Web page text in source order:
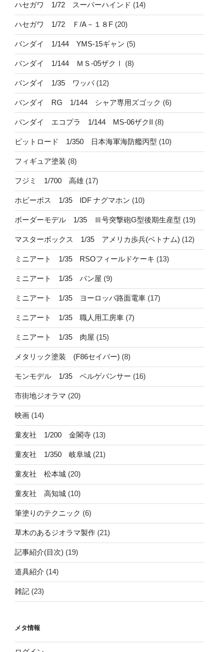
ハセガワ 1/72 スーパーハインド (14)
ハセガワ 1/72 Ｆ/A－１８F (20)
バンダイ 1/144 YMS-15ギャン (5)
バンダイ 1/144 ＭＳ-05ザクⅠ (8)
バンダイ 1/35 ワッパ(12)
バンダイ RG 1/144 シャア専用ズゴック (6)
バンダイ エコプラ 1/144 MS-06ザクII (8)
ピットロード 1/350 日本海軍海防艦丙型 (10)
フィギュア塗装 (8)
フジミ 1/700 高雄 (17)
ホビーボス 1/35 IDF ナグマホン (10)
ボーダーモデル 1/35 Ⅲ号突撃砲G型後期生産型 (19)
マスターボックス 1/35 アメリカ歩兵(ベトナム) (12)
ミニアート 1/35 RSOフィールドケーキ (13)
ミニアート 1/35 パン屋 (9)
ミニアート 1/35 ヨーロッパ路面電車 (17)
ミニアート 1/35 職人用工房車 (7)
ミニアート 1/35 肉屋 (15)
メタリック塗装 (F86セイバー) (8)
モンモデル 1/35 ベルゲパンサー (16)
市街地ジオラマ (20)
映画 (14)
童友社 1/200 金閣寺 (13)
童友社 1/350 岐阜城 (21)
童友社 松本城 (20)
童友社 高知城 (10)
筆塗りのテクニック (6)
草木のあるジオラマ製作 (21)
記事紹介(目次) (19)
道具紹介 (14)
雑記 (23)
メタ情報